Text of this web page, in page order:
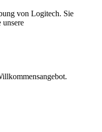
von Logitech. Sie
unsere